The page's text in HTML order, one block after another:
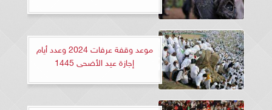
موعد وقفة عرفات 2024 وعدد أيام
إجازة عيد الأضحى 1445